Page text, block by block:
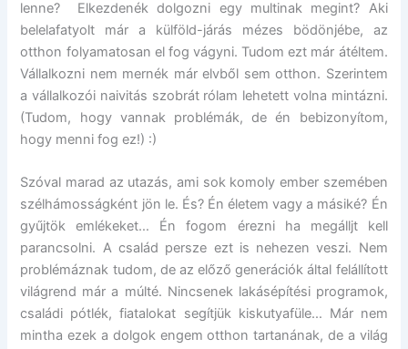
lenne? Elkezdenék dolgozni egy multinak megint? Aki
belelafatyolt már a külföld-járás mézes bödönjébe, az
otthon folyamatosan el fog vágyni. Tudom ezt már átéltem.
Vállalkozni nem mernék már elvből sem otthon. Szerintem
a vállalkozói naivitás szobrát rólam lehetett volna mintázni.
(Tudom, hogy vannak problémák, de én bebizonyítom,
hogy menni fog ez!) :)
Szóval marad az utazás, ami sok komoly ember szemében
szélhámosságként jön le. És? Én életem vagy a másiké? Én
gyűjtök emlékeket… Én fogom érezni ha megálljt kell
parancsolni. A család persze ezt is nehezen veszi. Nem
problémáznak tudom, de az előző generációk által felállított
világrend már a múlté. Nincsenek lakásépítési programok,
családi pótlék, fiatalokat segítjük kiskutyafüle… Már nem
mintha ezek a dolgok engem otthon tartanának, de a világ